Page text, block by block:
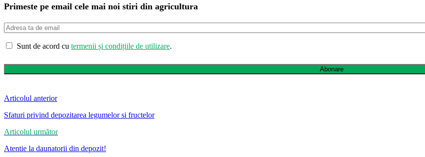
Primeste pe email cele mai noi stiri din agricultura
Sunt de acord cu termenii și condițiile de utilizare.
Abonare
Articolul anterior
Sfaturi privind depozitarea legumelor si fructelor
Articolul următor
Atentie la daunatorii din depozit!